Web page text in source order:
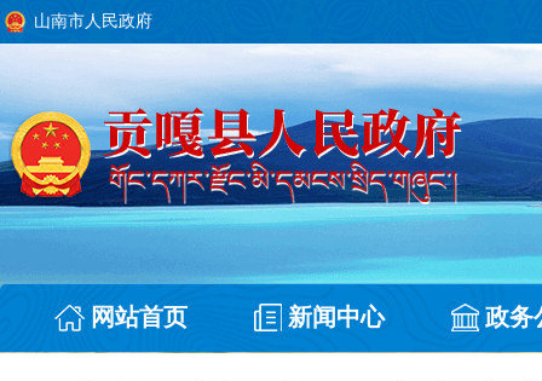
山南市人民政府
网站首页 新闻中心 政务